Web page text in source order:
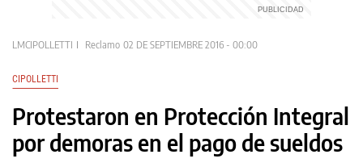
LMCIPOLLETTI Reclamo 02 DE SEPTIEMBRE 2016 - 00:00
CIPOLLETTI
Protestaron en Protección Integral
por demoras en el pago de sueldos